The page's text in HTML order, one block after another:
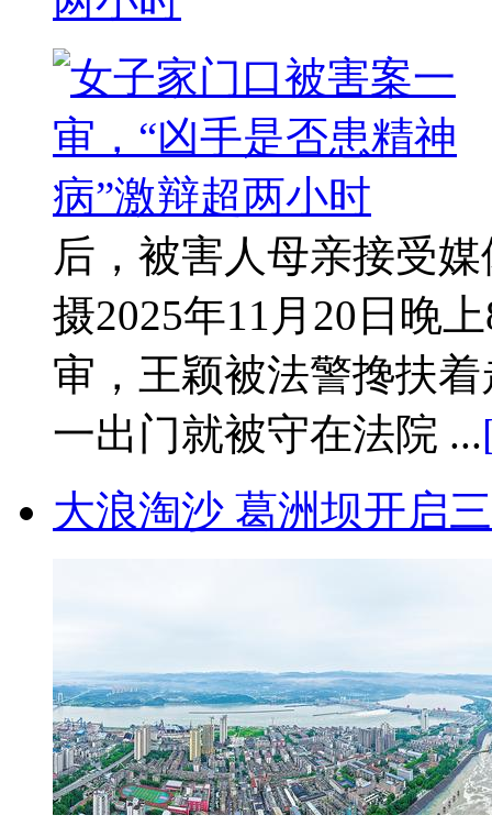
后，被害人母亲接受
摄2025年11月20日晚
审，王颖被法警搀扶
一出门就被守在法院 ...
大浪淘沙 葛洲坝开启